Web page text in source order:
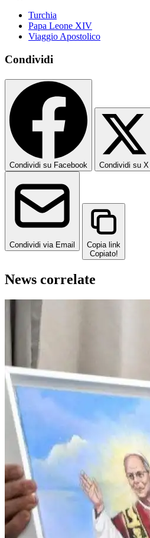
Turchia
Papa Leone XIV
Viaggio Apostolico
Condividi
Condividi su Facebook Condividi su X
Condividi via Email
Copia link
Copiato!
News correlate